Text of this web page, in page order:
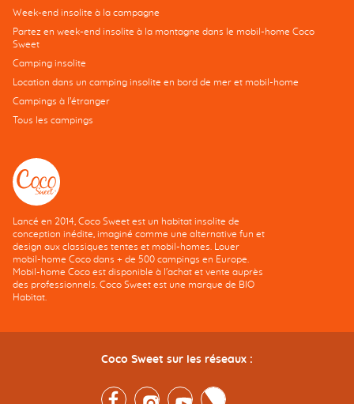
Week-end insolite à la campagne
Partez en week-end insolite à la montagne dans le mobil-home Coco
Sweet
Camping insolite
Location dans un camping insolite en bord de mer et mobil-home
Campings à l’étranger
Tous les campings
Lancé en 2014, Coco Sweet est un habitat insolite de
conception inédite, imaginé comme une alternative fun et
design aux classiques tentes et mobil-homes. Louer
mobil-home Coco dans + de 500 campings en Europe.
Mobil-home Coco est disponible à l'achat et vente auprès
des professionnels. Coco Sweet est une marque de BIO
Habitat.
Coco Sweet sur les réseaux :
FacebookInstagramYoutubeTwitter